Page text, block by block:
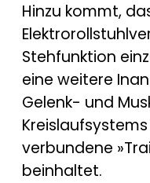
Hinzu kommt,
Stehfunktion
eine weitere
Gelenk- und
verbundene
beinhaltet.